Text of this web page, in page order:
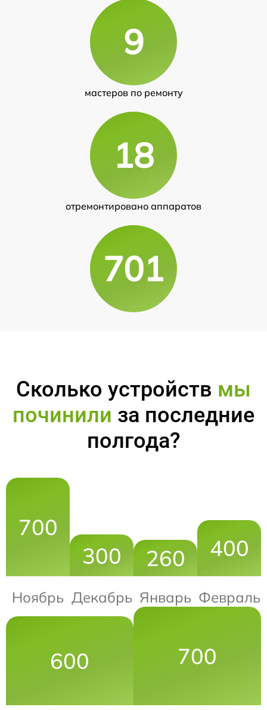
9
мастеров по ремонту
18
отремонтировано аппаратов
701
Сколько устройств мы
починили за последние
полгода?
700
Ноябрь
300
Декабрь
260
Январь
400
Февраль
600 700